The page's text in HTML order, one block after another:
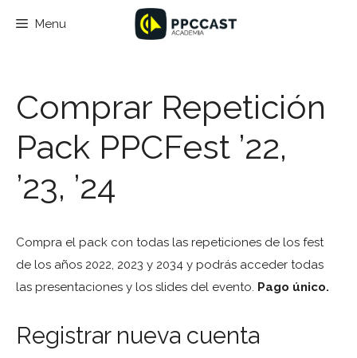
Menu
Comprar Repetición
Pack PPCFest ’22,
’23, ’24
Compra el pack con todas las repeticiones de los fest
de los años 2022, 2023 y 2034 y podrás acceder todas
las presentaciones y los slides del evento. Pago único.
Registrar nueva cuenta